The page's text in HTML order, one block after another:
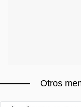
Otros